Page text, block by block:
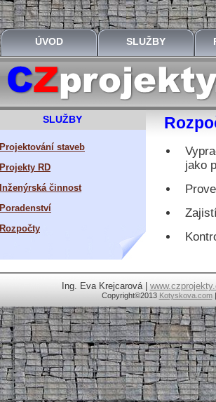
ÚVOD SLUŽBY
jako
SLUŽBY
Projektování staveb
Projekty RD
Inženýrská činnost
Poradenství
Rozpočty
Ing. Eva Krejcarová |
Copyright©2013 Kotyskova.com|